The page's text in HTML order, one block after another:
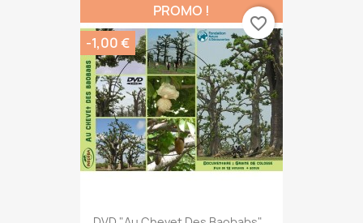
PROMO !
-1,00 €
favorite_border